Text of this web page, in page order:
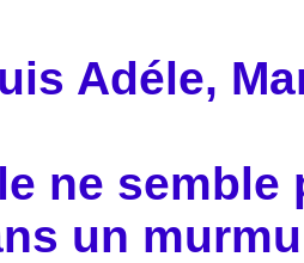
Adéle,
ne semble
un